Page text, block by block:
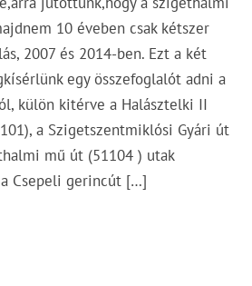
10 éveben csak kétszer
2007 és 2014-ben. Ezt a két
egy összefoglalót adni a
külön kitérve a Halásztelki II
a Szigetszentmiklósi Gyári út
mű út (51104 ) utak
Csepeli gerincút […]